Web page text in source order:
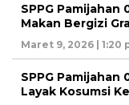
SPPG Pamijahan
Makan Bergizi
Maret 9, 2026 | 1:20
SPPG Pamijahan
Layak Kosumsi